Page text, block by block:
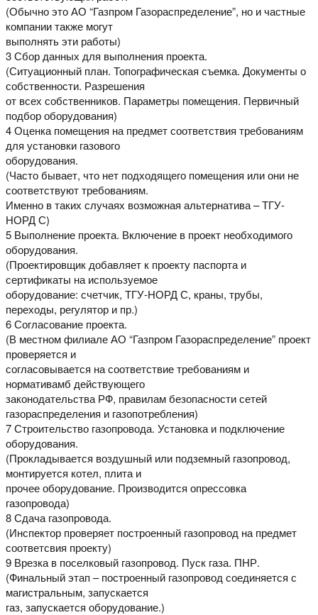
(Обычно это АО “Газпром Газораспределение”, но и частные
компании также могут
выполнять эти работы)
3 Сбор данных для выполнения проекта.
(Ситуационный план. Топографическая съемка. Документы о
собственности. Разрешения
от всех собственников. Параметры помещения. Первичный
подбор оборудования)
4 Оценка помещения на предмет соответствия требованиям
для установки газового
оборудования.
(Часто бывает, что нет подходящего помещения или они не
соответствуют требованиям.
Именно в таких случаях возможная альтернатива – ТГУ-
НОРД С)
5 Выполнение проекта. Включение в проект необходимого
оборудования.
(Проектировщик добавляет к проекту паспорта и
сертификаты на используемое
оборудование: счетчик, ТГУ-НОРД С, краны, трубы,
переходы, регулятор и пр.)
6 Согласование проекта.
(В местном филиале АО “Газпром Газораспределение” проект
проверяется и
согласовывается на соответствие требованиям и
нормативамб действующего
законодательства РФ, правилам безопасности сетей
газораспределения и газопотребления)
7 Строительство газопровода. Установка и подключение
оборудования.
(Прокладывается воздушный или подземный газопровод,
монтируется котел, плита и
прочее оборудование. Производится опрессовка
газопровода)
8 Сдача газопровода.
(Инспектор проверяет построенный газопровод на предмет
соответсвия проекту)
9 Врезка в поселковый газопровод. Пуск газа. ПНР.
(Финальный этап – построенный газопровод соединяется с
магистральным, запускается
газ, запускается оборудование.)